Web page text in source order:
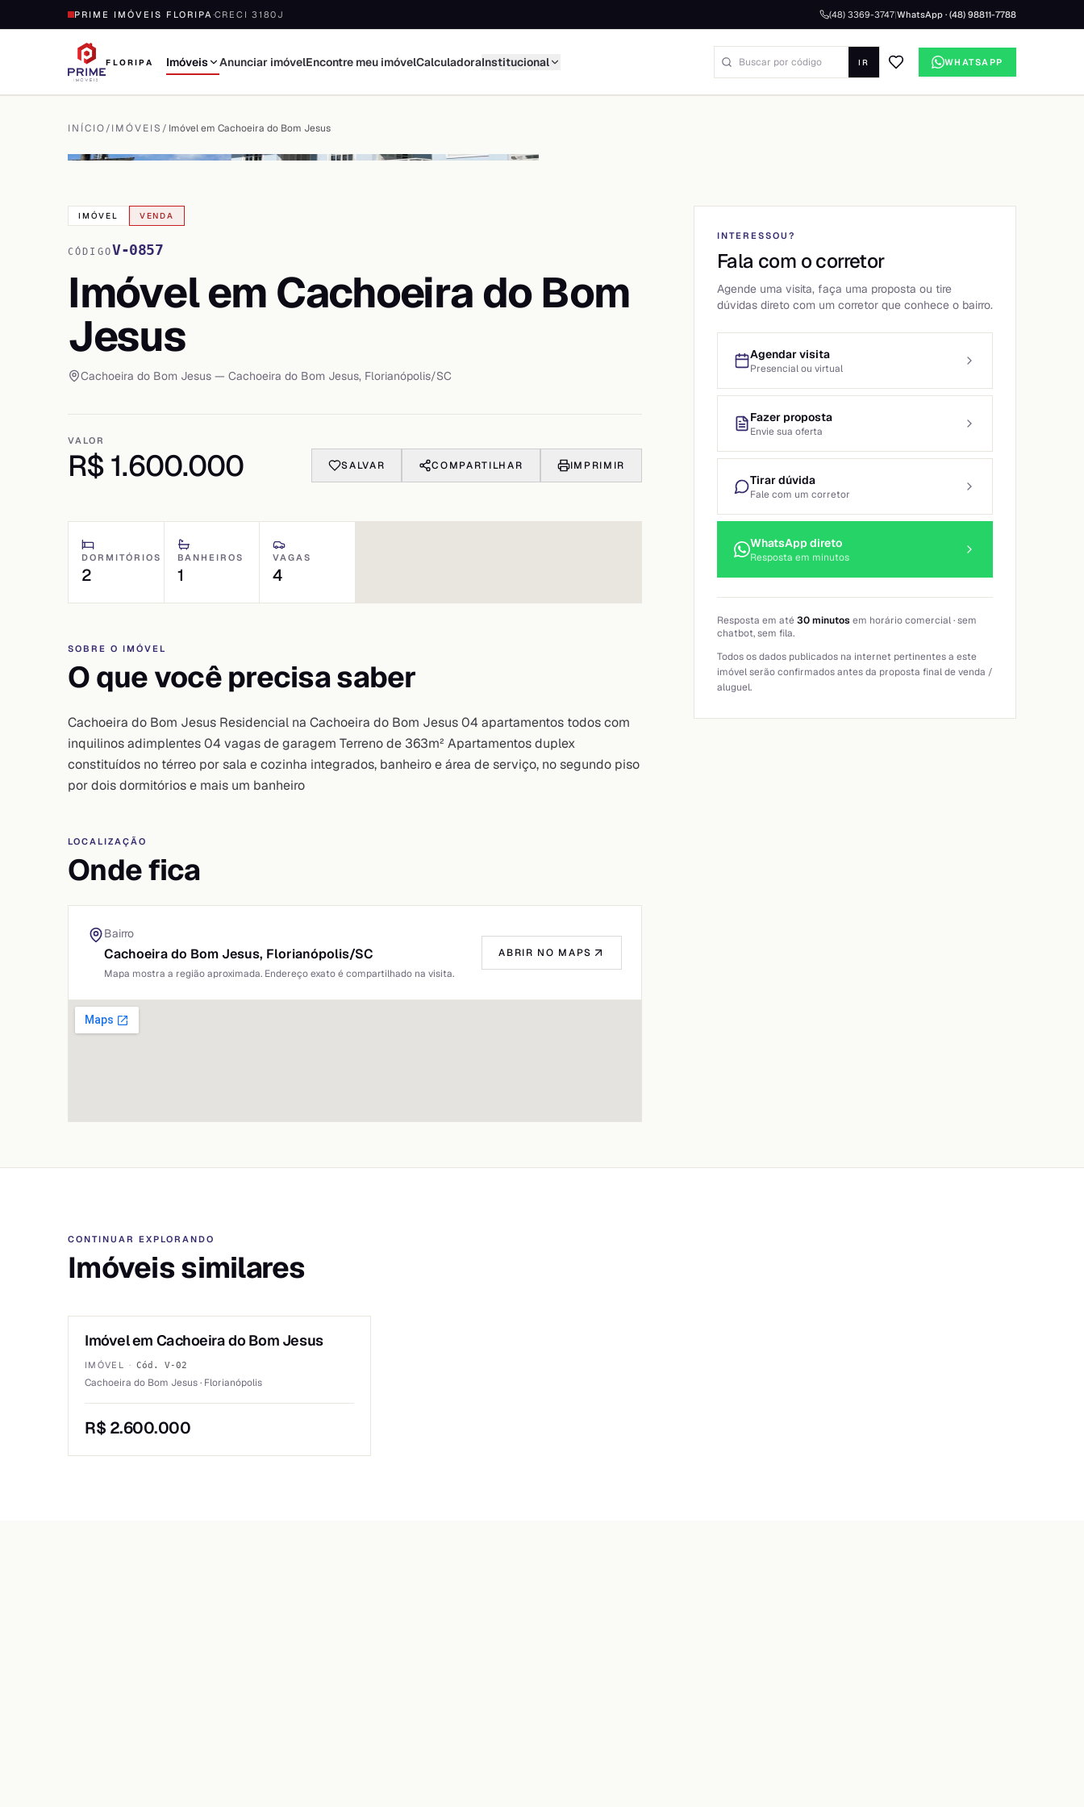
PRIME IMÓVEIS FLORIPA·CRECI 3180J (48) 3369-3747|WhatsApp · (48) 98811-7788
FLORIPA Imóveis Anunciar imóvelEncontre meu imóvelCalculadoraInstitucional IR WHATSAPP
INÍCIO/IMÓVEIS / Imóvel em Cachoeira do Bom Jesus
IMÓVEL VENDA
CÓDIGOV-0857
Imóvel em Cachoeira do Bom
Jesus
Cachoeira do Bom Jesus — Cachoeira do Bom Jesus, Florianópolis/SC
VALOR
R$ 1.600.000 SALVAR COMPARTILHAR IMPRIMIR
DORMITÓRIOS
2
BANHEIROS
1
VAGAS
4
SOBRE O IMÓVEL
O que você precisa saber
Cachoeira do Bom Jesus Residencial na Cachoeira do Bom Jesus 04 apartamentos todos com
inquilinos adimplentes 04 vagas de garagem Terreno de 363m² Apartamentos duplex
constituídos no térreo por sala e cozinha integrados, banheiro e área de serviço, no segundo piso
por dois dormitórios e mais um banheiro
LOCALIZAÇÃO
Onde fica
Bairro
Cachoeira do Bom Jesus, Florianópolis/SC
Mapa mostra a região aproximada. Endereço exato é compartilhado na visita.
ABRIR NO MAPS
INTERESSOU?
Fala com o corretor
Agende uma visita, faça uma proposta ou tire
dúvidas direto com um corretor que conhece o bairro.
Agendar visita
Presencial ou virtual
Fazer proposta
Envie sua oferta
Tirar dúvida
Fale com um corretor
WhatsApp direto
Resposta em minutos
Resposta em até30 minutos em horário comercial · sem
chatbot, sem fila.
Todos os dados publicados na internet pertinentes a este
imóvel serão confirmados antes da proposta final de venda /
aluguel.
CONTINUAR EXPLORANDO
Imóveis similares
VENDA
Imóvel em Cachoeira do Bom Jesus
IMÓVEL · Cód.V-02
Cachoeira do Bom Jesus · Florianópolis
R$ 2.600.000